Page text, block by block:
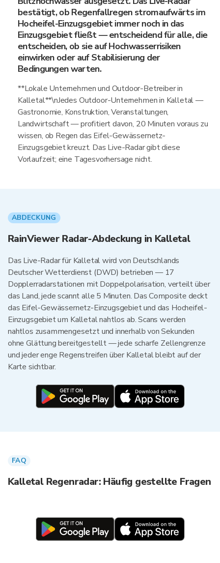
bestätigt, ob Regenfallregen stromaufwärts im
Hocheifel-Einzugsgebiet immer noch in das
Einzugsgebiet fließt — entscheidend für alle, die
entscheiden, ob sie auf Hochwasserrisiken
einwirken oder auf Stabilisierung der
Bedingungen warten.
**Lokale Unternehmen und Outdoor-Betreiber in
Kalletal**\nJedes Outdoor-Unternehmen in Kalletal —
Gastronomie, Konstruktion, Veranstaltungen,
Landwirtschaft — profitiert davon, 20 Minuten voraus zu
wissen, ob Regen das Eifel-Gewässernetz-
Einzugsgebiet kreuzt. Das Live-Radar gibt diese
Vorlaufzeit; eine Tagesvorhersage nicht.
ABDECKUNG
RainViewer Radar-Abdeckung in Kalletal
Das Live-Radar für Kalletal wird von Deutschlands
Deutscher Wetterdienst (DWD) betrieben — 17
Dopplerradarstationen mit Doppelpolarisation, verteilt über
das Land, jede scannt alle 5 Minuten. Das Composite deckt
das Eifel-Gewässernetz-Einzugsgebiet und das Hocheifel-
Einzugsgebiet um Kalletal nahtlos ab. Scans werden
nahtlos zusammengesetzt und innerhalb von Sekunden
ohne Glättung bereitgestellt — jede scharfe Zellengrenze
und jeder enge Regenstreifen über Kalletal bleibt auf der
Karte sichtbar.
FAQ
Kalletal Regenradar: Häufig gestellte Fragen